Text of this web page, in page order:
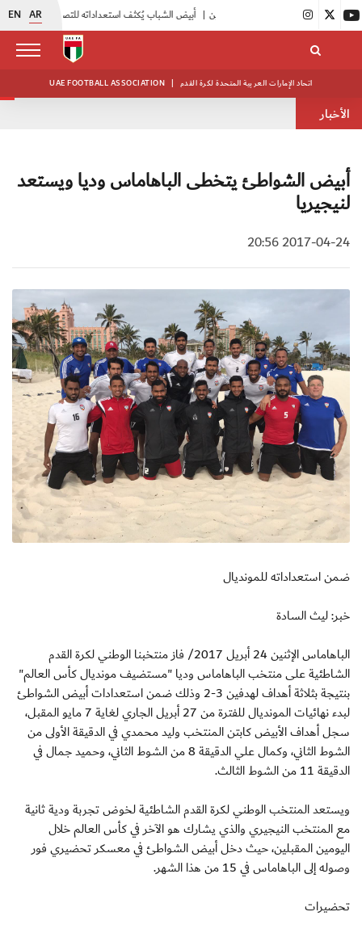
EN AR انطلاق دورة مراقبي المباريات المستجدين أبيض الشباب يُكثف استعداداته للتصفيات الآسيوية
UAE FOOTBALL ASSOCIATION | اتحاد الإمارات العربية المتحدة لكرة القدم
الأخبار
أبيض الشواطئ يتخطى الباهاماس وديا ويستعد
لنيجيريا
2017-04-24 20:56
ضمن استعداداته للمونديال
خبر: ليث السادة
الباهاماس الإثنين 24 أبريل 2017/ فاز منتخبنا الوطني لكرة القدم
الشاطئية على منتخب الباهاماس وديا "مستضيف مونديال كأس العالم"
بنتيجة بثلاثة أهداف لهدفين 3-2 وذلك ضمن استعدادات أبيض الشواطئ
لبدء نهائيات المونديال للفترة من 27 أبريل الجاري لغاية 7 مايو المقبل،
سجل أهداف الأبيض كابتن المنتخب وليد محمدي في الدقيقة الأولى من
الشوط الثاني، وكمال علي الدقيقة 8 من الشوط الثاني، وحميد جمال في
الدقيقة 11 من الشوط الثالث.
ويستعد المنتخب الوطني لكرة القدم الشاطئية لخوض تجربة ودية ثانية
مع المنتخب النيجيري والذي يشارك هو الآخر في كأس العالم خلال
اليومين المقبلين، حيث دخل أبيض الشواطئ في معسكر تحضيري فور
وصوله إلى الباهاماس في 15 من هذا الشهر.
تحضيرات